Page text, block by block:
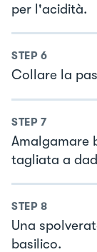
per l'acidità.
STEP 6
Collare la
STEP 7
Amalgamare
tagliata a
STEP 8
Una
basilico.